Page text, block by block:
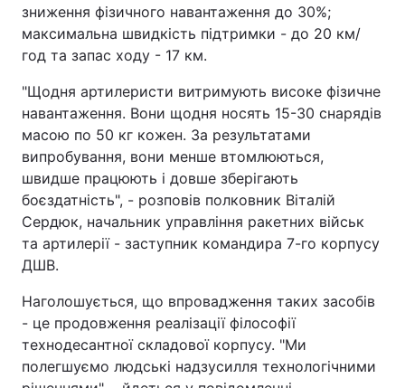
зниження фізичного навантаження до 30%;
максимальна швидкість підтримки - до 20 км/
год та запас ходу - 17 км.
"Щодня артилеристи витримують високе фізичне
навантаження. Вони щодня носять 15-30 снарядів
масою по 50 кг кожен. За результатами
випробування, вони менше втомлюються,
швидше працюють і довше зберігають
боєздатність", - розповів полковник Віталій
Сердюк, начальник управління ракетних військ
та артилерії - заступник командира 7-го корпусу
ДШВ.
Наголошується, що впровадження таких засобів
- це продовження реалізації філософії
технодесантної складової корпусу. "Ми
полегшуємо людські надзусилля технологічними